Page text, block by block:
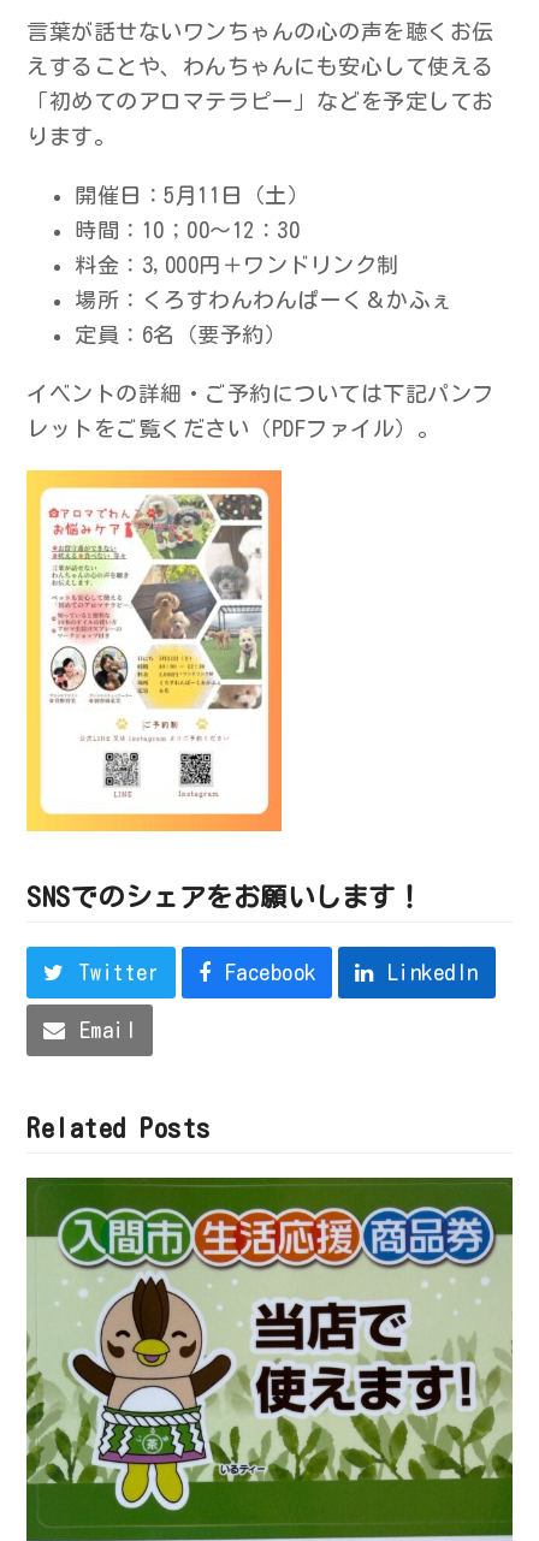
言葉が話せないワンちゃんの心の声を聴くお伝
えすることや、わんちゃんにも安心して使える
「初めてのアロマテラピー」などを予定してお
ります。
開催日：5月11日（土）
時間：10；00～12：30
料金：3,000円＋ワンドリンク制
場所：くろすわんわんぱーく＆かふぇ
定員：6名（要予約）
イベントの詳細・ご予約については下記パンフ
レットをご覧ください（PDFファイル）。
SNSでのシェアをお願いします！
Twitter Facebook LinkedIn
Email
Related Posts